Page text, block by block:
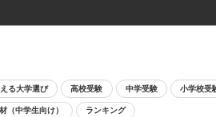
る大学選び 高校受験 中学受験 小学校受
（中学生向け） ランキング